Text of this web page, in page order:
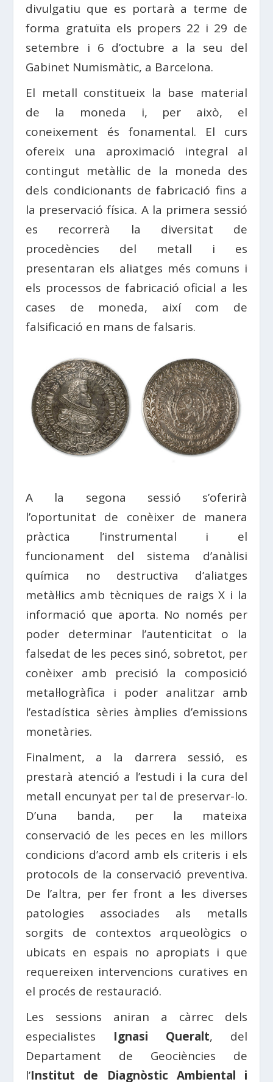
divulgatiu que es portarà a terme de
forma gratuïta els propers 22 i 29 de
setembre i 6 d’octubre a la seu del
Gabinet Numismàtic, a Barcelona.
El metall constitueix la base material
de la moneda i, per això, el
coneixement és fonamental. El curs
ofereix una aproximació integral al
contingut metàl·lic de la moneda des
dels condicionants de fabricació fins a
la preservació física. A la primera sessió
es recorrerà la diversitat de
procedències del metall i es
presentaran els aliatges més comuns i
els processos de fabricació oficial a les
cases de moneda, així com de
falsificació en mans de falsaris.
A la segona sessió s’oferirà
l’oportunitat de conèixer de manera
pràctica l’instrumental i el
funcionament del sistema d’anàlisi
química no destructiva d’aliatges
metàl·lics amb tècniques de raigs X i la
informació que aporta. No només per
poder determinar l’autenticitat o la
falsedat de les peces sinó, sobretot, per
conèixer amb precisió la composició
metal·logràfica i poder analitzar amb
l’estadística sèries àmplies d’emissions
monetàries.
Finalment, a la darrera sessió, es
prestarà atenció a l’estudi i la cura del
metall encunyat per tal de preservar-lo.
D’una banda, per la mateixa
conservació de les peces en les millors
condicions d’acord amb els criteris i els
protocols de la conservació preventiva.
De l’altra, per fer front a les diverses
patologies associades als metalls
sorgits de contextos arqueològics o
ubicats en espais no apropiats i que
requereixen intervencions curatives en
el procés de restauració.
Les sessions aniran a càrrec dels
especialistes Ignasi Queralt, del
Departament de Geociències de
l’Institut de Diagnòstic Ambiental i